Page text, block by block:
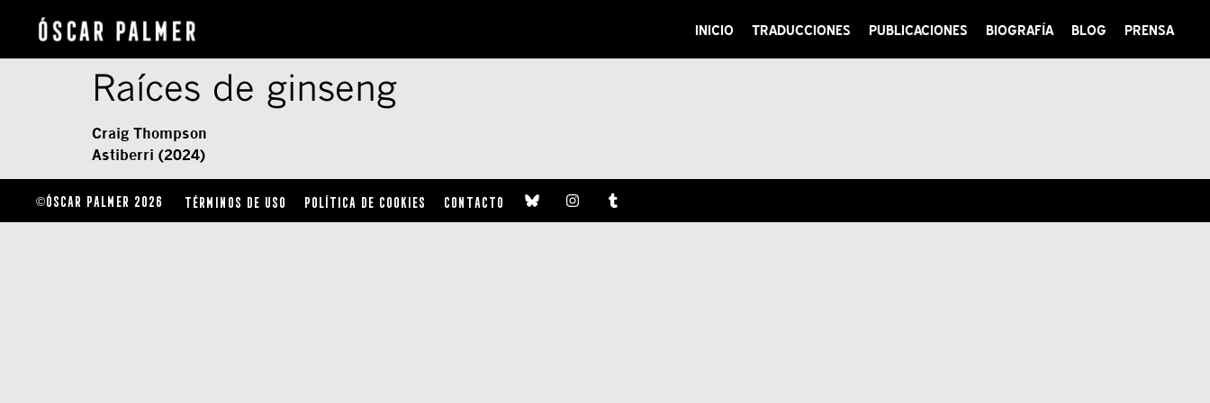
INICIO TRADUCCIONES PUBLICACIONES BIOGRAFÍA BLOG PRENSA
Raíces de ginseng
Craig Thompson
Astiberri (2024)
©ÓSCAR PALMER 2026 TÉRMINOS DE USO POLÍTICA DE COOKIES CONTACTO